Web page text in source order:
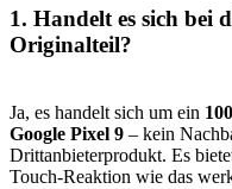
1. Handelt es sich bei
Originalteil?
Ja, es handelt sich um ein
Google Pixel 9 – kein
Drittanbieterprodukt. Es
Touch-Reaktion wie das